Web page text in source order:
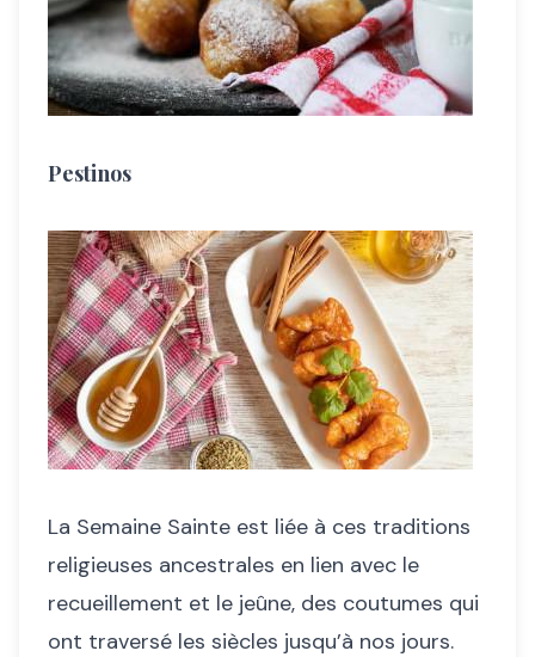
Pestinos
La Semaine Sainte est liée à ces traditions
religieuses ancestrales en lien avec le
recueillement et le jeûne, des coutumes qui
ont traversé les siècles jusqu’à nos jours.